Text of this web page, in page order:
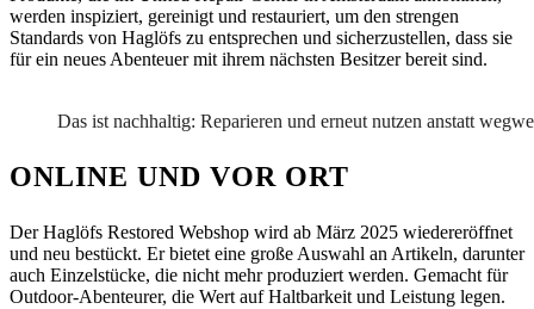
werden inspiziert, gereinigt und restauriert, um den strengen
Standards von Haglöfs zu entsprechen und sicherzustellen, dass sie
für ein neues Abenteuer mit ihrem nächsten Besitzer bereit sind.
Das ist nachhaltig: Reparieren und erneut nutzen anstatt
ONLINE UND VOR ORT
Der Haglöfs Restored Webshop wird ab März 2025 wiedereröffnet
und neu bestückt. Er bietet eine große Auswahl an Artikeln, darunter
auch Einzelstücke, die nicht mehr produziert werden. Gemacht für
Outdoor-Abenteurer, die Wert auf Haltbarkeit und Leistung legen.